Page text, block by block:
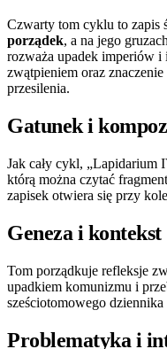
Czwarty tom cyklu to zapis
porządek, a na jego
rozważa upadek imperiów i
zwątpieniem oraz znaczenie
przesilenia.
Gatunek i
Jak cały cykl, „Lapidarium
którą można czytać
zapisek otwiera się przy
Geneza i kontekst
Tom porządkuje refleksje
upadkiem komunizmu i
sześciotomowego
Problematyka i